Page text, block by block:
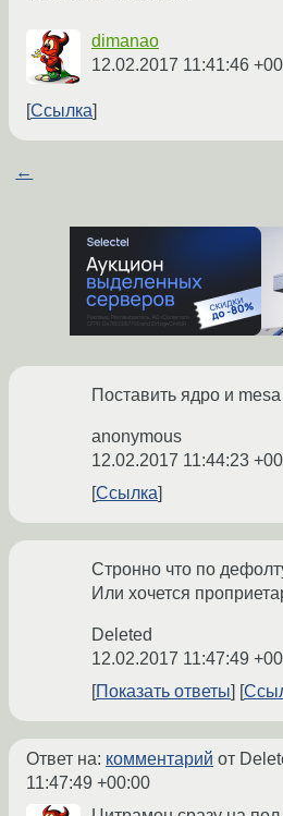
dimanao
12.02.2017 11:41:46
Ссылка
←
Поставить ядро и mesa
anonymous
12.02.2017 11:44:23
Ссылка
Стронно что по
Или хочется
Deleted
12.02.2017 11:47:49
Показать ответы
Ответ на: комментарий от
11:47:49 +00:00